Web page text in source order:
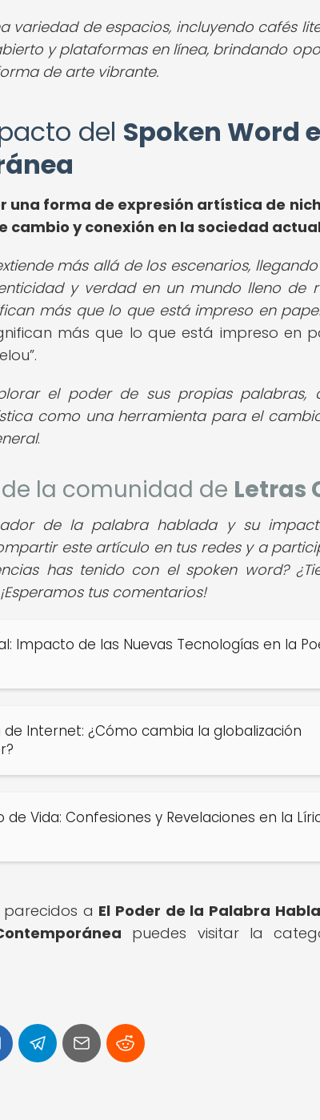
variedad de espacios, incluyendo cafés
y plataformas en línea, brindando
de arte vibrante.
del Spoken Word
una forma de expresión artística de
cambio y conexión en la sociedad
más allá de los escenarios,
y verdad en un mundo lleno de
más que lo que está impreso en
más que lo que está impreso en
.
el poder de sus propias palabras,
como una herramienta para el
.
la comunidad de Letras
de la palabra hablada y su
este artículo en tus redes y a
has tenido con el spoken word?
tus comentarios!
Impacto de las Nuevas Tecnologías en la
Internet: ¿Cómo cambia la globalización
de Vida: Confesiones y Revelaciones en la
parecidos a El Poder de la Palabra
puedes visitar la